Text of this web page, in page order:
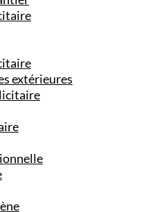
extérieures